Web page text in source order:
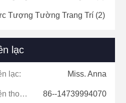
Tượng Tường Trang Trí (2)
lạc
lạc: Miss. Anna
điện thoại: 86--14739994070